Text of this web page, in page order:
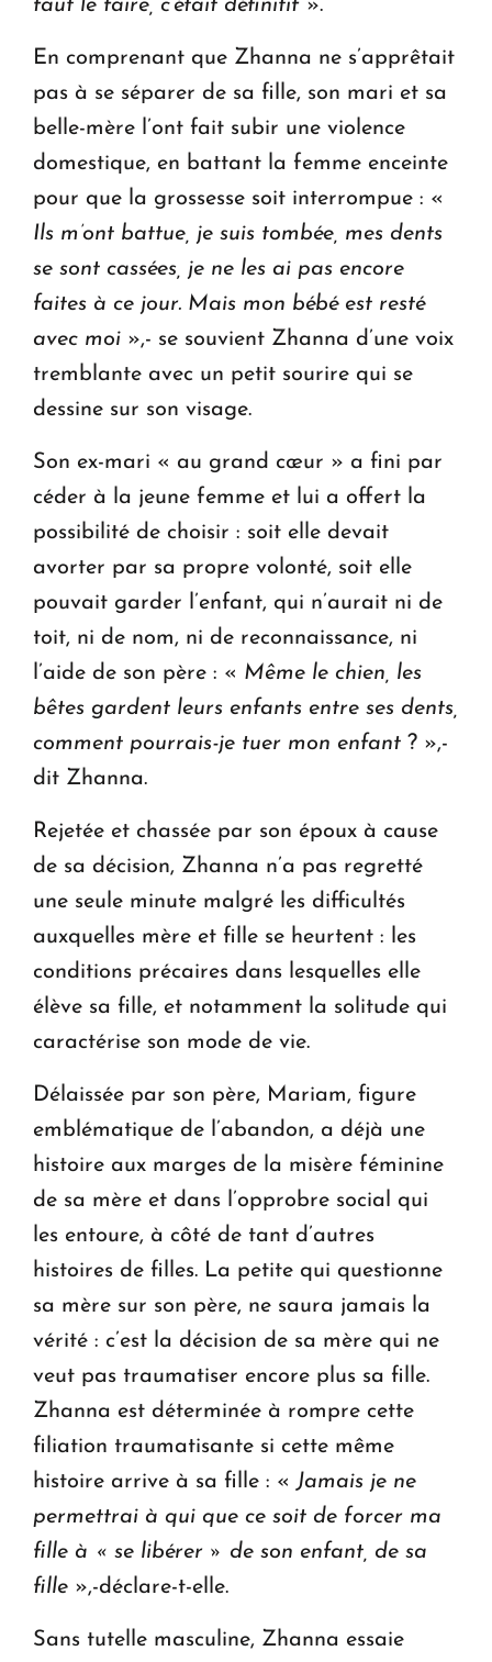
faut le faire, c’était définitif ».
En comprenant que Zhanna ne s’apprêtait
pas à se séparer de sa fille, son mari et sa
belle-mère l’ont fait subir une violence
domestique, en battant la femme enceinte
pour que la grossesse soit interrompue : «
Ils m’ont battue, je suis tombée, mes dents
se sont cassées, je ne les ai pas encore
faites à ce jour. Mais mon bébé est resté
avec moi »,- se souvient Zhanna d’une voix
tremblante avec un petit sourire qui se
dessine sur son visage.
Son ex-mari « au grand cœur » a fini par
céder à la jeune femme et lui a offert la
possibilité de choisir : soit elle devait
avorter par sa propre volonté, soit elle
pouvait garder l’enfant, qui n’aurait ni de
toit, ni de nom, ni de reconnaissance, ni
l’aide de son père : « Même le chien, les
bêtes gardent leurs enfants entre ses dents,
comment pourrais-je tuer mon enfant ? »,-
dit Zhanna.
Rejetée et chassée par son époux à cause
de sa décision, Zhanna n’a pas regretté
une seule minute malgré les difficultés
auxquelles mère et fille se heurtent : les
conditions précaires dans lesquelles elle
élève sa fille, et notamment la solitude qui
caractérise son mode de vie.
Délaissée par son père, Mariam, figure
emblématique de l’abandon, a déjà une
histoire aux marges de la misère féminine
de sa mère et dans l’opprobre social qui
les entoure, à côté de tant d’autres
histoires de filles. La petite qui questionne
sa mère sur son père, ne saura jamais la
vérité : c’est la décision de sa mère qui ne
veut pas traumatiser encore plus sa fille.
Zhanna est déterminée à rompre cette
filiation traumatisante si cette même
histoire arrive à sa fille : « Jamais je ne
permettrai à qui que ce soit de forcer ma
fille à « se libérer » de son enfant, de sa
fille »,-déclare-t-elle.
Sans tutelle masculine, Zhanna essaie